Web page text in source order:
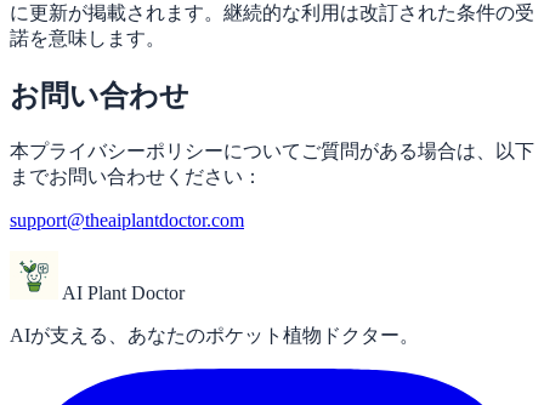
に更新が掲載されます。継続的な利用は改訂された条件の受
諾を意味します。
お問い合わせ
本プライバシーポリシーについてご質問がある場合は、以下
までお問い合わせください：
support@theaiplantdoctor.com
AI Plant Doctor
AIが支える、あなたのポケット植物ドクター。